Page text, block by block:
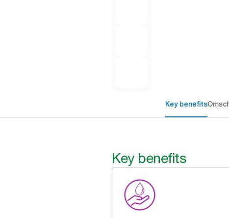
Key benefits
Key benefits